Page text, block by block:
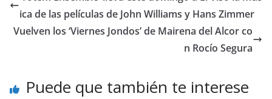
ica de las películas de John Williams y Hans Zimmer
Vuelven los ‘Viernes Jondos’ de Mairena del Alcor co
n Rocío Segura
Puede que también te interese